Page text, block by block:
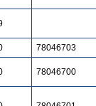
78046703
78046700